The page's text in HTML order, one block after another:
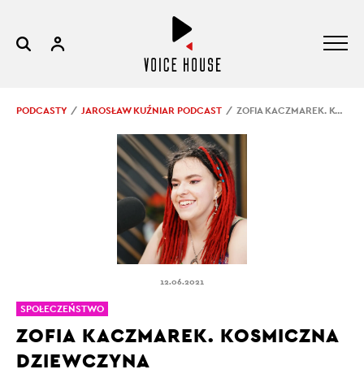
PODCASTY JAROSŁAW KUŹNIAR PODCAST ZOFIA KACZMAREK. KOSMICZNA DZIEWCZYNA
12.06.2021
ZOFIA KACZMAREK. KOSMICZNA
DZIEWCZYNA
SPOŁECZEŃSTWO